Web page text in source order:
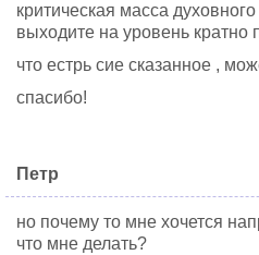
критическая масса
выходите на уровень
что естрь сие сказанное ,
спасибо!
Петр
но почему то мне хочется
что мне делать?